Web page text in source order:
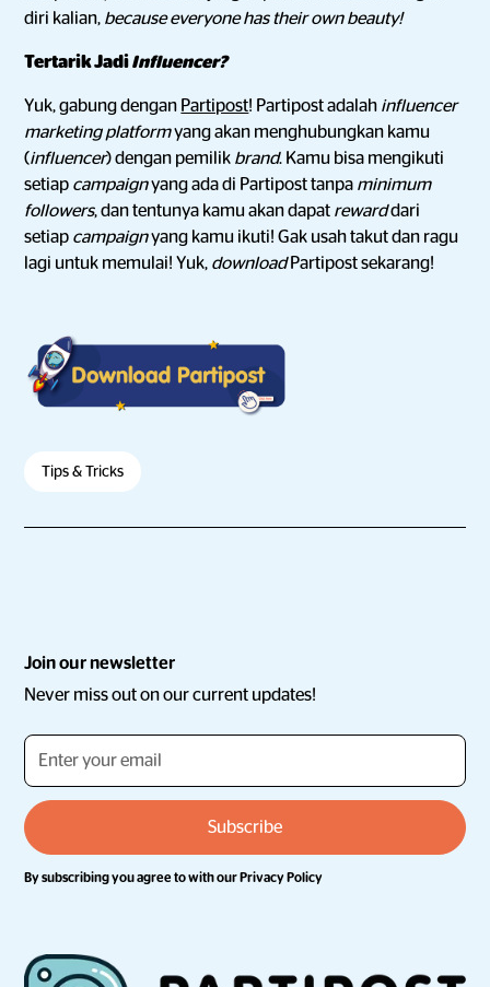
diri kalian, because everyone has their own beauty!
Tertarik JadiInfluencer?
Yuk, gabung dengan Partipost! Partipost adalah influencer
marketing platformyang akan menghubungkan kamu
(influencer) dengan pemilik brand. Kamu bisa mengikuti
setiap campaignyang ada di Partipost tanpa minimum
followers, dan tentunya kamu akan dapat rewarddari
setiap campaignyang kamu ikuti! Gak usah takut dan ragu
lagi untuk memulai! Yuk, downloadPartipost sekarang!
Tips & Tricks
Join our newsletter
Never miss out on our current updates!
By subscribing you agree to with ourPrivacy Policy